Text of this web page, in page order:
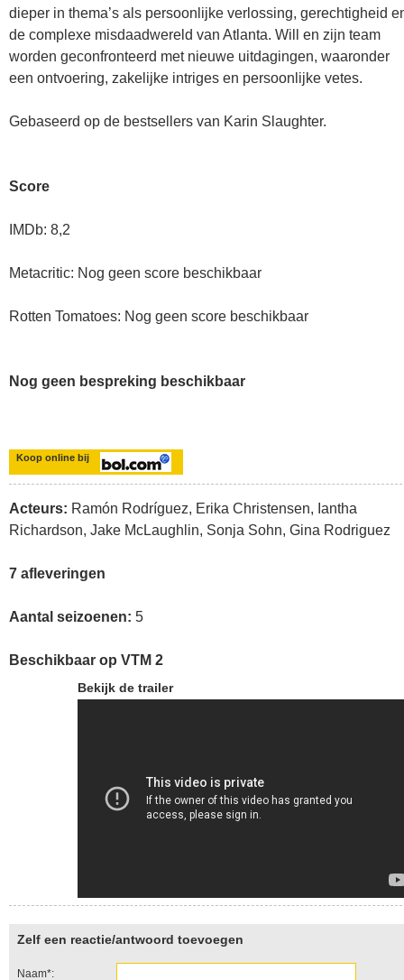
dieper in thema’s als persoonlijke verlossing, gerechtigheid
de complexe misdaadwereld van Atlanta. Will en zijn team
worden geconfronteerd met nieuwe uitdagingen, waaronder
een ontvoering, zakelijke intriges en persoonlijke vetes.
Gebaseerd op de bestsellers van Karin Slaughter.
Score
IMDb: 8,2
Metacritic: Nog geen score beschikbaar
Rotten Tomatoes: Nog geen score beschikbaar
Nog geen bespreking beschikbaar
Koop online bij
Acteurs: Ramón Rodríguez, Erika Christensen, Iantha
Richardson, Jake McLaughlin, Sonja Sohn, Gina Rodriguez
7 afleveringen
Aantal seizoenen: 5
Beschikbaar op VTM 2
Bekijk de trailer
Zelf een reactie/antwoord toevoegen
Naam*: